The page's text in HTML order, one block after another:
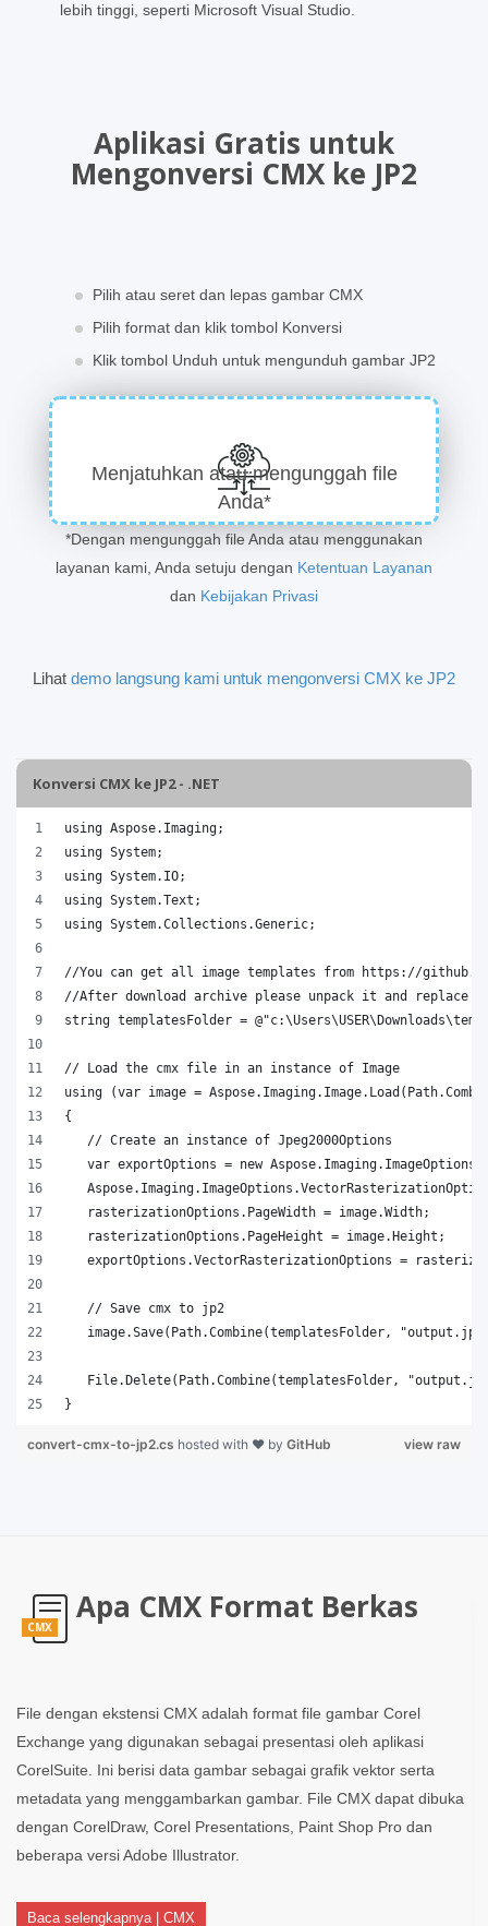
lebih tinggi, seperti Microsoft Visual Studio.
Aplikasi Gratis untuk
Mengonversi CMX ke JP2
Pilih atau seret dan lepas gambar CMX
Pilih format dan klik tombol Konversi
Klik tombol Unduh untuk mengunduh gambar JP2
Menjatuhkan atau mengunggah file
Anda*
*Dengan mengunggah file Anda atau menggunakan
layanan kami, Anda setuju dengan Ketentuan Layanan
dan Kebijakan Privasi
Lihat demo langsung kami untuk mengonversi CMX ke JP2
Konversi CMX ke JP2 - .NET
}
view raw
convert-cmx-to-jp2.cs hosted with ❤ by GitHub
CMX
Apa CMX Format Berkas
File dengan ekstensi CMX adalah format file gambar Corel
Exchange yang digunakan sebagai presentasi oleh aplikasi
CorelSuite. Ini berisi data gambar sebagai grafik vektor serta
metadata yang menggambarkan gambar. File CMX dapat dibuka
dengan CorelDraw, Corel Presentations, Paint Shop Pro dan
beberapa versi Adobe Illustrator.
Baca selengkapnya | CMX